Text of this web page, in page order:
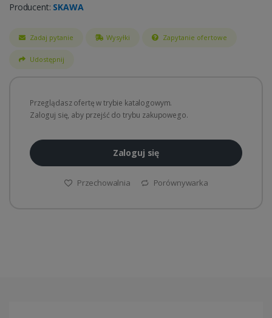
Producent: SKAWA
Zadaj pytanie Wysyłki Zapytanie ofertowe
Udostępnij
Przeglądasz ofertę w trybie katalogowym.
Zaloguj się, aby przejść do trybu zakupowego.
Zaloguj się
Przechowalnia Porównywarka